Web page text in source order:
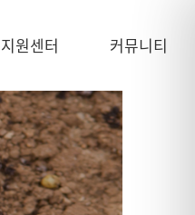
원센터 커뮤니티